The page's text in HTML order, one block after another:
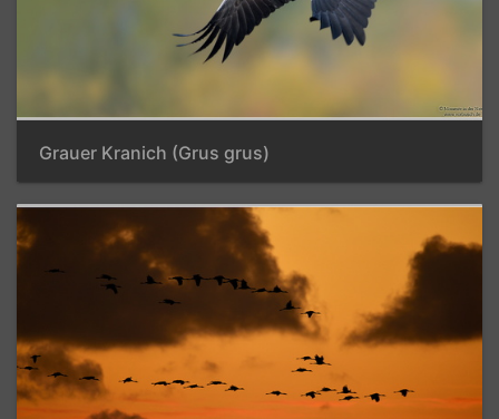
Grauer Kranich (Grus grus)